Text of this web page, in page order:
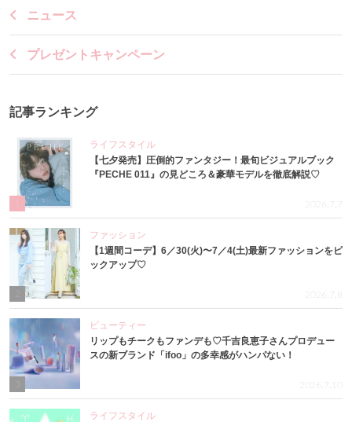
ニュース
プレゼントキャンペーン
記事ランキング
ライフスタイル
【七夕発売】圧倒的ファンタジー！最旬ビジュアルブック
『PECHE 011』の見どころ＆豪華モデルを徹底解説♡
2026.7.7
ファッション
【1週間コーデ】6／30(火)〜7／4(土)最新ファッションをピ
ックアップ♡
2026.7.8
3
ビューティー
リップもチークもファンデも♡千吉良恵子さんプロデュー
スの新ブランド「ifoo」の多幸感がハンパない！
2026.7.10
ライフスタイル